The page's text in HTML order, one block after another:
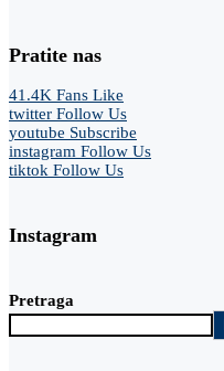
Pratite nas
41.4K Fans Like
twitter Follow Us
youtube Subscribe
instagram Follow Us
tiktok Follow Us
Instagram
Pretraga